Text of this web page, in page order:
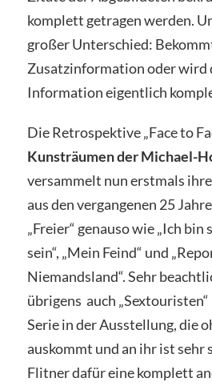
komplett getragen werden.
großer Unterschied:
Zusatzinformation oder wird
Information eigentlich
Die Retrospektive „Face to
Kunsträumen der Michael-
versammelt nun erstmals
aus den vergangenen 25
„Freier“ genauso wie „Ich bin
sein“, „Mein Feind“ und
Niemandsland“. Sehr
übrigens auch
Serie in der Ausstellung, die
auskommt und an ihr ist sehr
Flitner dafür eine komplett